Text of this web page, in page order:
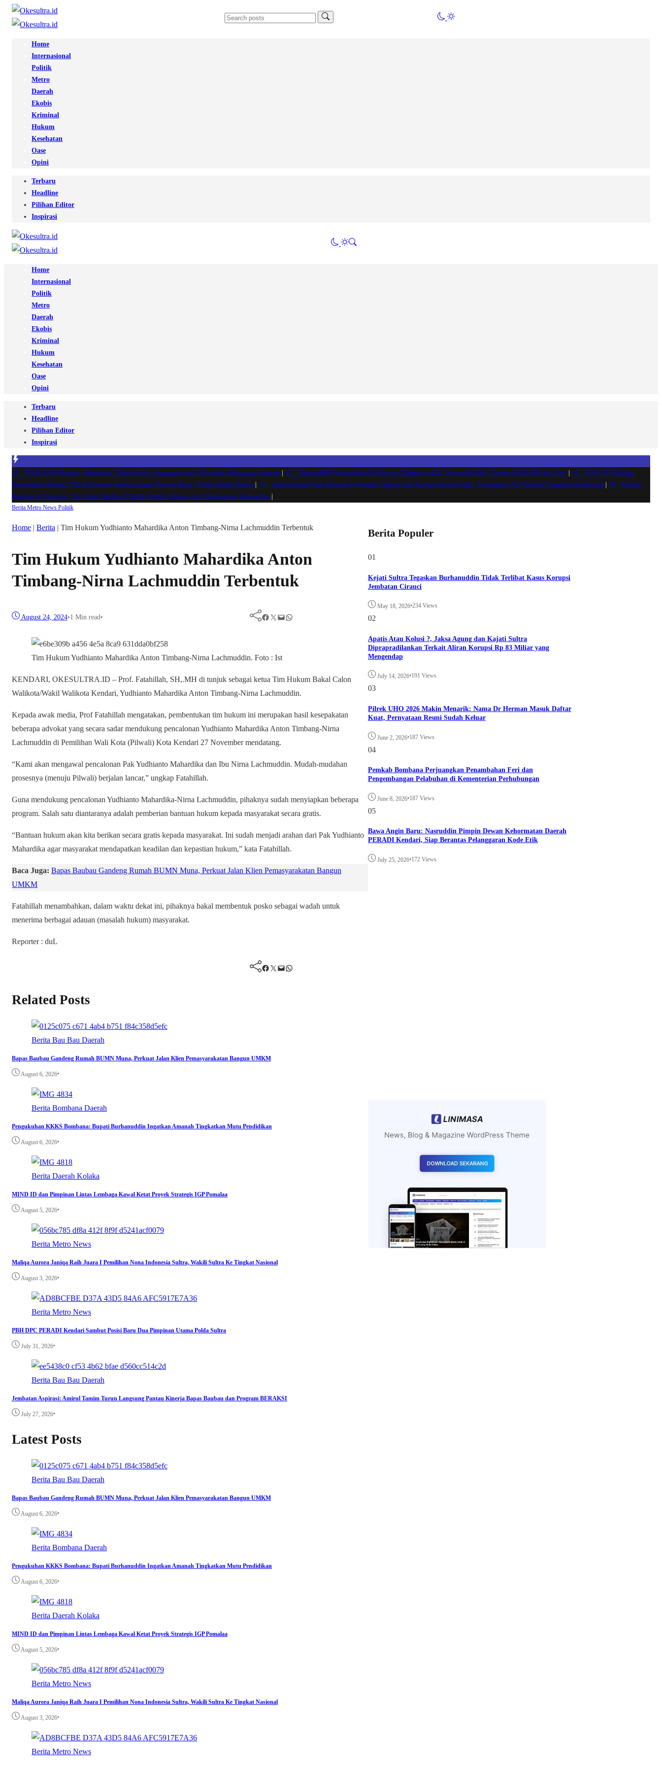
Home
Internasional
Politik
Metro
Daerah
Ekobis
Kriminal
Hukum
Kesehatan
Oase
Opini
Terbaru
Headline
Pilihan Editor
Inspirasi
Home
Internasional
Politik
Metro
Daerah
Ekobis
Kriminal
Hukum
Kesehatan
Oase
Opini
Terbaru
Headline
Pilihan Editor
Inspirasi
#1 - Pilrek USN Kolaka: Ramadhan Tosepu Bawa Semangat Asta Cita untuk Kemajuan Kampus #2 - Harga BBM Nonsubsidi di Sulawesi Tenggara Naik, Pertamina Dex Tembus Rp28.500 per Liter #3 - Siswi SD Korban
Pencabulan Oknum TNI di Konawe Selatan Alami Depresi Berat, Pelaku Masih Buron
#4 - Janda Penjual Nasi Kuning di Kendari Diduga Jadi Korban Kredit Fiktif, Terungkap Usai Mediasi Sengketa Kendaraan #5 - Kuliah
Perdana di Unsultra, Nur Alam Bagikan Praktik Politik Hukum dari Pengalaman Memimpin
Berita Metro News Politik
Home | Berita | Tim Hukum Yudhianto Mahardika Anton Timbang-Nirna Lachmuddin Terbentuk
Tim Hukum Yudhianto Mahardika Anton
Timbang-Nirna Lachmuddin Terbentuk
August 24, 2024•1 Min read• Facebook Twitter Mail WhatsApp
Tim Hukum Yudhianto Mahardika Anton Timbang-Nirna Lachmuddin. Foto : Ist
KENDARI, OKESULTRA.ID – Prof. Fatahillah, SH,.MH di tunjuk sebagai ketua Tim Hukum Bakal Calon
Walikota/Wakil Walikota Kendari, Yudhianto Mahardika Anton Timbang-Nirna Lachmuddin.
Kepada awak media, Prof Fatahillah mengatakan, pembentukan tim hukum ini merupakan hasil kesepakatan
beberapa advokat yang secara sadar mendukung pencalonan Yudhianto Mahardika Anton Timbang-Nirna
Lachmuddin di Pemilihan Wali Kota (Pilwali) Kota Kendari 27 November mendatang.
“Kami akan mengawal pencalonan Pak Yudhianto Mahardika dan Ibu Nirna Lachmuddin. Mudah-mudahan
prosesnya (menuju Pilwali) berjalan lancar,” ungkap Fatahillah.
Guna mendukung pencalonan Yudhianto Mahardika-Nirna Lachmuddin, pihaknya sudah menyiapkan beberapa
program. Salah satu diantaranya adalah pemberian bantuan hukum kepada masyarakat secara gratis.
“Bantuan hukum akan kita berikan secara gratis kepada masyarakat. Ini sudah menjadi arahan dari Pak Yudhianto
Mahardika agar masyarakat mendapatkan keadilan dan kepastian hukum,” kata Fatahillah.
Baca Juga: Bapas Baubau Gandeng Rumah BUMN Muna, Perkuat Jalan Klien Pemasyarakatan Bangun
UMKM
Fatahillah menambahkan, dalam waktu dekat ini, pihaknya bakal membentuk posko sebagai wadah untuk
menerima berbagai adauan (masalah hukum) masyarakat.
Reporter : duL
Facebook Twitter Mail WhatsApp
Related Posts
Berita Bau Bau Daerah
Bapas Baubau Gandeng Rumah BUMN Muna, Perkuat Jalan Klien Pemasyarakatan Bangun UMKM
August 6, 2026•
Berita Bombana Daerah
Pengukuhan KKKS Bombana: Bupati Burhanuddin Ingatkan Amanah Tingkatkan Mutu Pendidikan
August 6, 2026•
Berita Daerah Kolaka
MIND ID dan Pimpinan Lintas Lembaga Kawal Ketat Proyek Strategis IGP Pomalaa
August 5, 2026•
Berita Metro News
Maliqa Aurora Janiqa Raih Juara I Pemilihan Nona Indonesia Sultra, Wakili Sultra Ke Tingkat Nasional
August 3, 2026•
Berita Metro News
PBH DPC PERADI Kendari Sambut Posisi Baru Dua Pimpinan Utama Polda Sultra
July 31, 2026•
Berita Bau Bau Daerah
Jembatan Aspirasi: Amirul Tamim Turun Langsung Pantau Kinerja Bapas Baubau dan Program BERAKSI
July 27, 2026•
Latest Posts
Berita Bau Bau Daerah
Bapas Baubau Gandeng Rumah BUMN Muna, Perkuat Jalan Klien Pemasyarakatan Bangun UMKM
August 6, 2026•
Berita Bombana Daerah
Pengukuhan KKKS Bombana: Bupati Burhanuddin Ingatkan Amanah Tingkatkan Mutu Pendidikan
August 6, 2026•
Berita Daerah Kolaka
MIND ID dan Pimpinan Lintas Lembaga Kawal Ketat Proyek Strategis IGP Pomalaa
August 5, 2026•
Berita Metro News
Maliqa Aurora Janiqa Raih Juara I Pemilihan Nona Indonesia Sultra, Wakili Sultra Ke Tingkat Nasional
August 3, 2026•
Berita Metro News
Berita Populer
01
Kejati Sultra Tegaskan Burhanuddin Tidak Terlibat Kasus Korupsi
Jembatan Cirauci
May 18, 2026•234 Views
02
Apatis Atau Kolusi ?, Jaksa Agung dan Kajati Sultra
Diprapradilankan Terkait Aliran Korupsi Rp 83 Miliar yang
Mengendap
July 14, 2026•191 Views
03
Pilrek UHO 2026 Makin Menarik: Nama Dr Herman Masuk Daftar
Kuat, Pernyataan Resmi Sudah Keluar
June 2, 2026•187 Views
04
Pemkab Bombana Perjuangkan Penambahan Feri dan
Pengembangan Pelabuhan di Kementerian Perhubungan
June 8, 2026•187 Views
05
Bawa Angin Baru: Nasruddin Pimpin Dewan Kehormatan Daerah
PERADI Kendari, Siap Berantas Pelanggaran Kode Etik
July 25, 2026•172 Views